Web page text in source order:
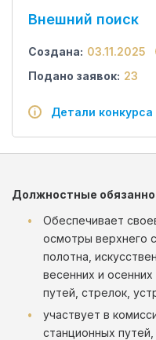
Внешний поиск
Создана: 03.11.2025
Подано заявок: 23
Детали конкурса
Должностные
Обеспечивает
осмотры верхнего
полотна,
весенних и
путей, стрелок,
участвует в
станционных